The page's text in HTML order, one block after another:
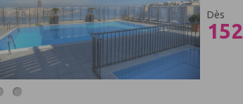
Dès
152